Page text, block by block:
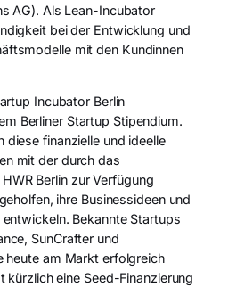
AG). Als Lean-Incubator
bei der Entwicklung und
mit den Kundinnen
Incubator Berlin
Berliner Startup Stipendium.
diese finanzielle und ideelle
mit der durch das
Berlin zur Verfügung
ihre Businessideen und
Bekannte Startups
SunCrafter und
am Markt erfolgreich
kürzlich eine Seed-Finanzierung